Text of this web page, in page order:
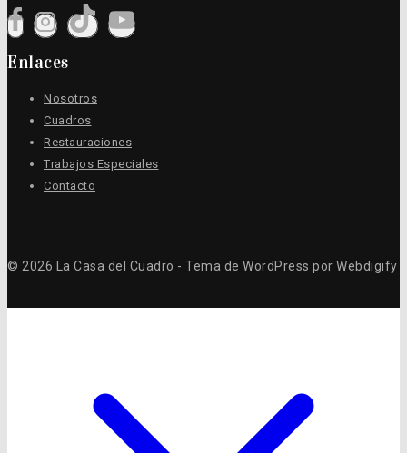
Enlaces
Nosotros
Cuadros
Restauraciones
Trabajos Especiales
Contacto
© 2026 La Casa del Cuadro - Tema de WordPress por Webdigify